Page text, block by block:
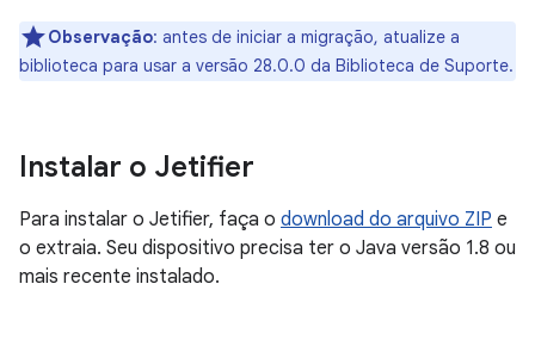
Observação: antes de iniciar a migração, atualize a
biblioteca para usar a versão 28.0.0 da Biblioteca de Suporte.
Instalar o Jetifier
Para instalar o Jetifier, faça o download do arquivo ZIP e
o extraia. Seu dispositivo precisa ter o Java versão 1.8 ou
mais recente instalado.